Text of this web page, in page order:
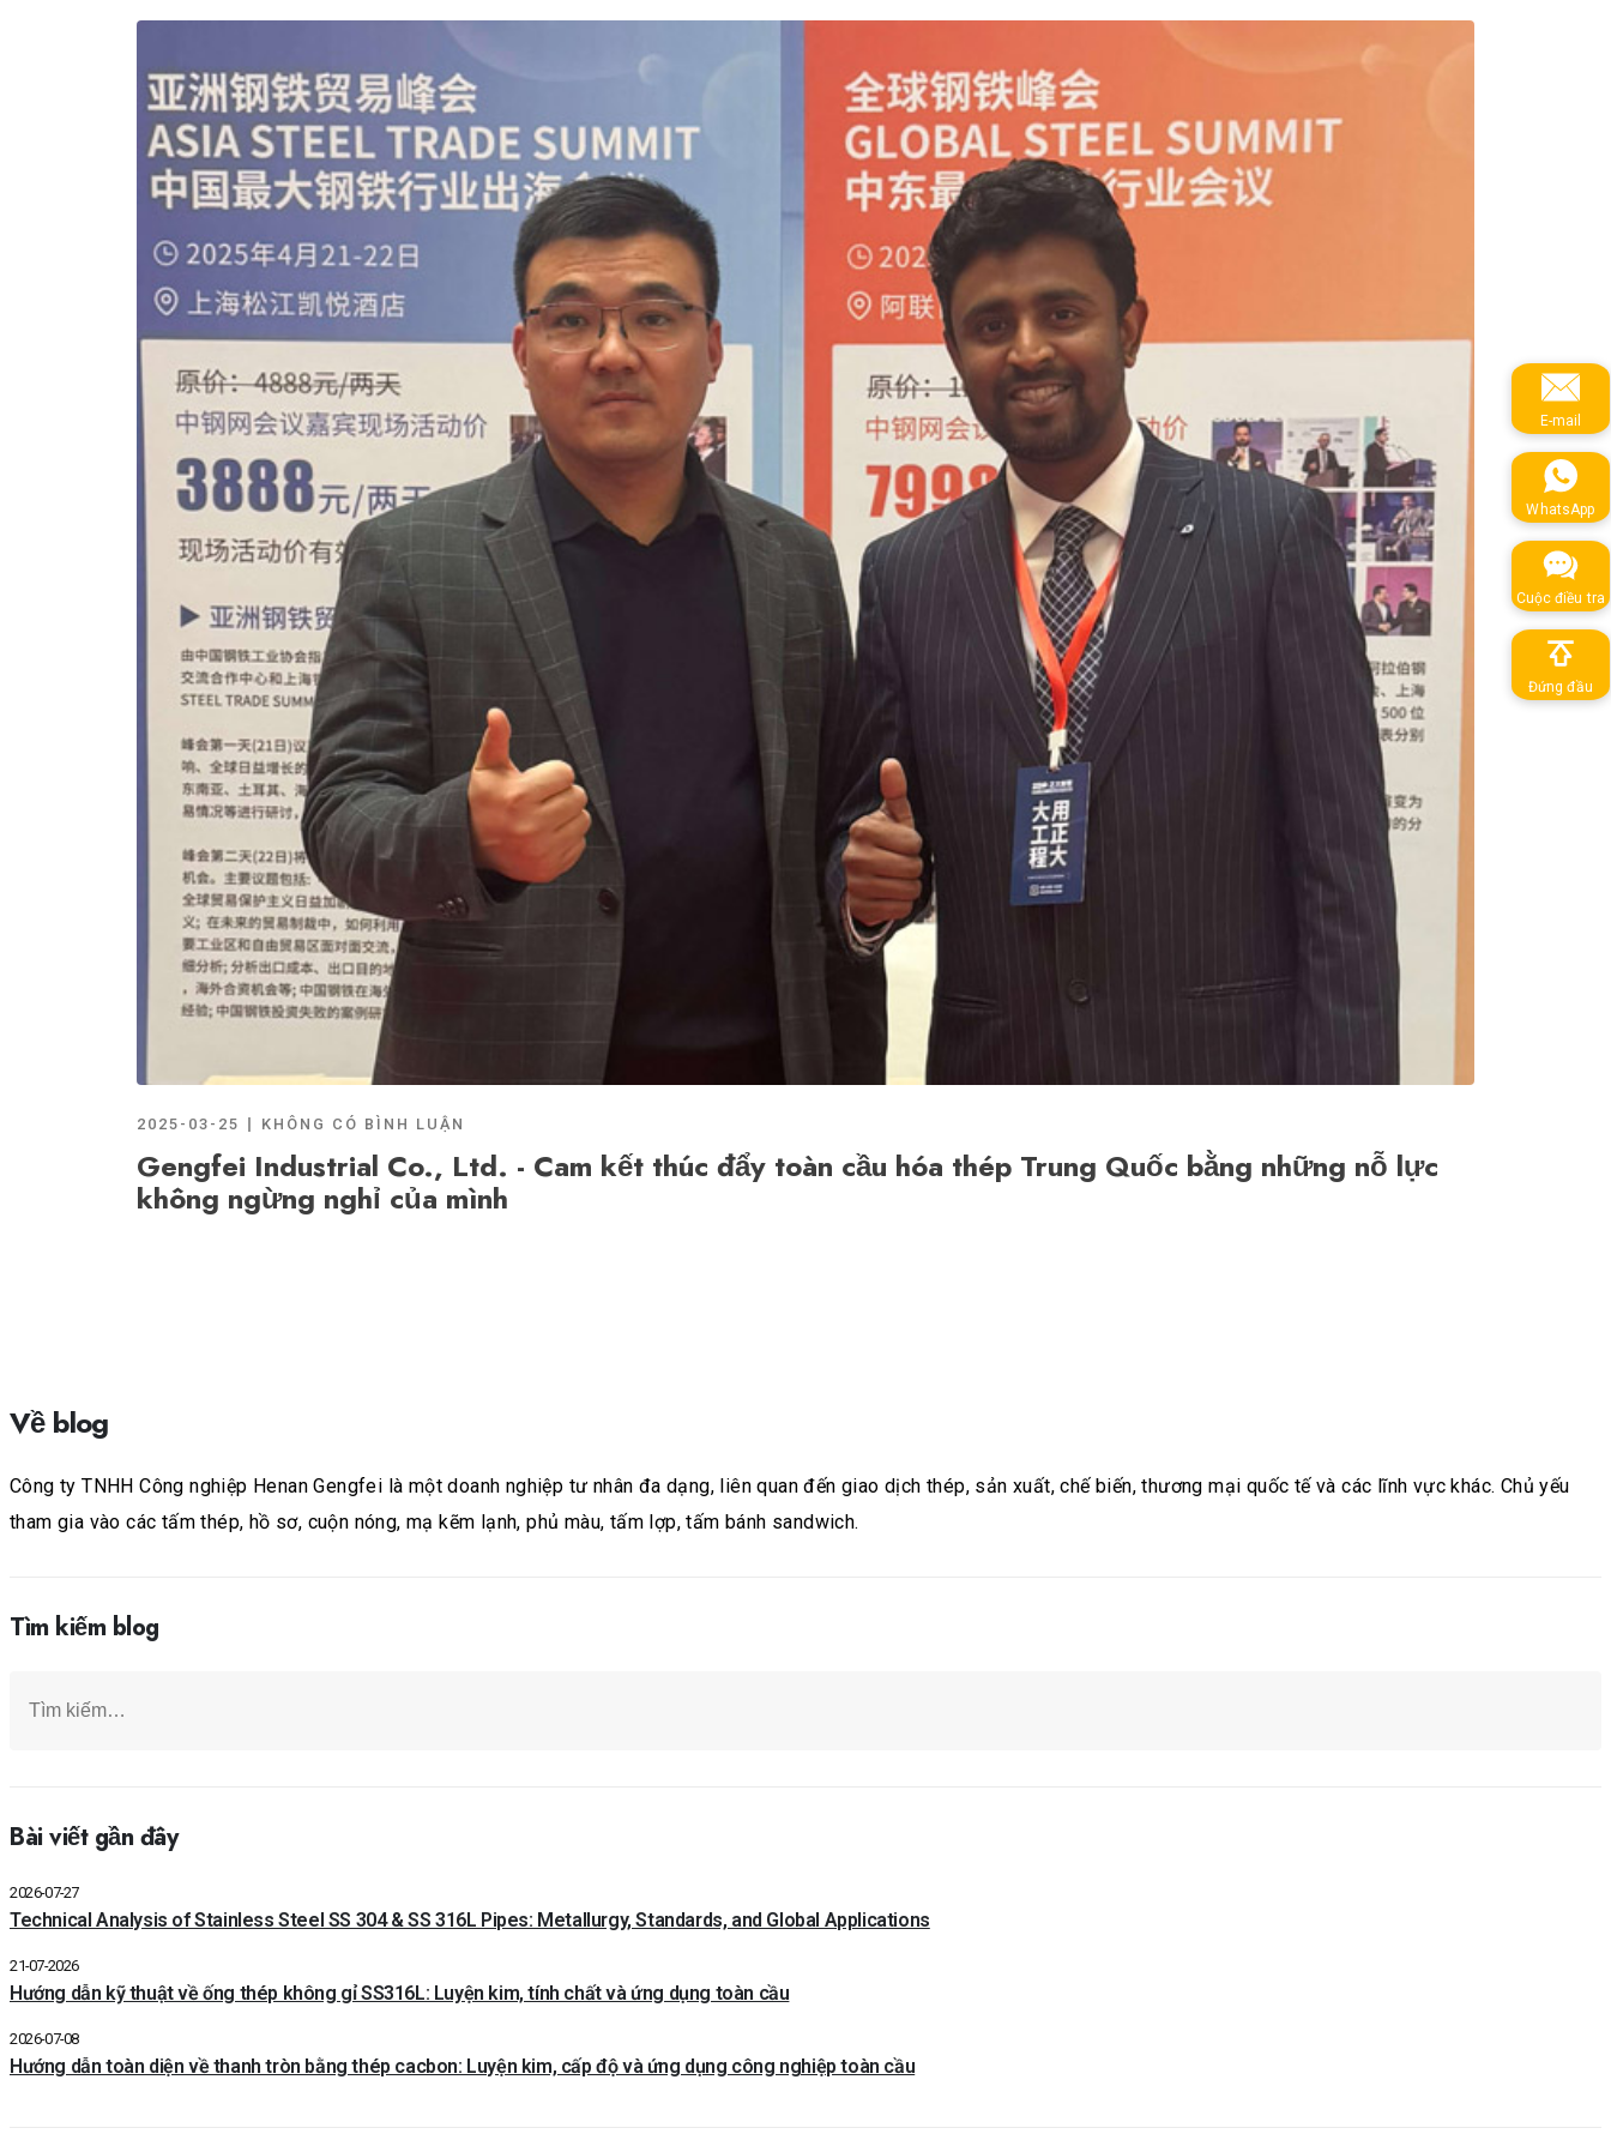
2025-03-25 KHÔNG CÓ BÌNH LUẬN
Gengfei Industrial Co., Ltd. - Cam kết thúc đẩy toàn cầu hóa thép Trung Quốc bằng những nỗ lực
không ngừng nghỉ của mình
Về blog
Công ty TNHH Công nghiệp Henan Gengfei là một doanh nghiệp tư nhân đa dạng, liên quan đến giao dịch thép, sản xuất, chế biến, thương mại quốc tế và các lĩnh vực khác. Chủ yếu
tham gia vào các tấm thép, hồ sơ, cuộn nóng, mạ kẽm lạnh, phủ màu, tấm lợp, tấm bánh sandwich.
Tìm kiếm blog
Bài viết gần đây
Technical Analysis of Stainless Steel SS 304 & SS 316L Pipes: Metallurgy, Standards, and Global Applications
2026-07-27
Hướng dẫn kỹ thuật về ống thép không gỉ SS316L: Luyện kim, tính chất và ứng dụng toàn cầu
21-07-2026
Hướng dẫn toàn diện về thanh tròn bằng thép cacbon: Luyện kim, cấp độ và ứng dụng công nghiệp toàn cầu
2026-07-08
E-mail
WhatsApp
Cuộc điều tra
Đứng đầu